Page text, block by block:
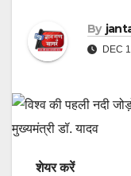
By
DEC
शेयर करें